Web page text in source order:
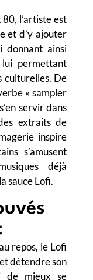
l’artiste est
et d’y ajouter
donnant ainsi
permettant
culturelles. De
« sampler
servir dans
extraits de
inspire
s’amusent
déjà
sauce Lofi.
repos, le Lofi
détendre son
de mieux se